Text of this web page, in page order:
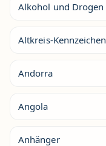
Alkohol und Drogen
Altkreis-Kennzeichen
Andorra
Angola
Anhänger